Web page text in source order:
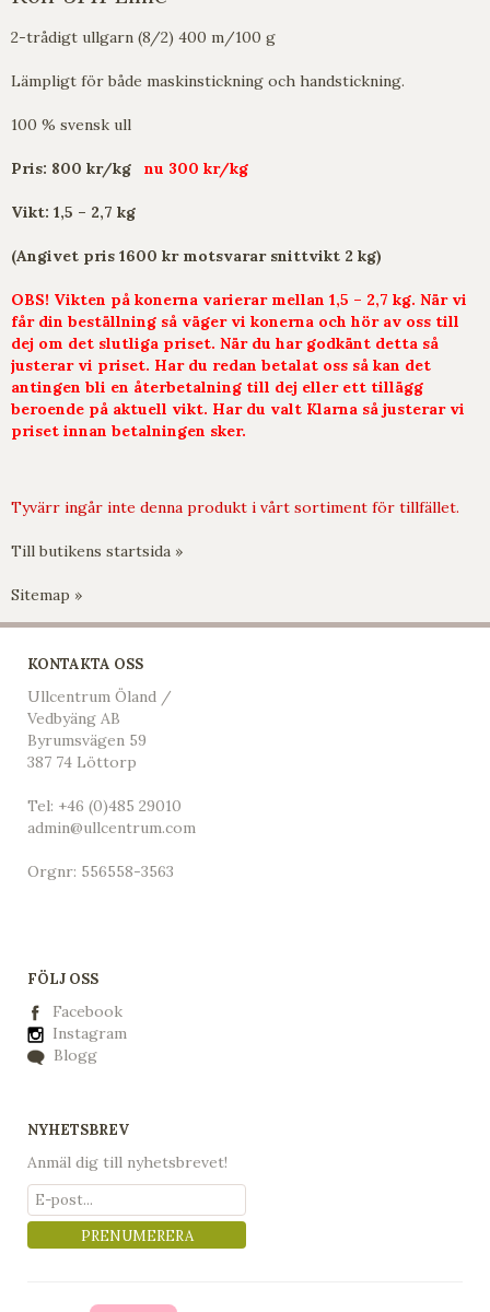
2-trådigt ullgarn (8/2) 400 m/100 g
Lämpligt för både maskinstickning och handstickning.
100 % svensk ull
Pris: 800 kr/kg nu 300 kr/kg
Vikt: 1,5 – 2,7 kg
(Angivet pris 1600 kr motsvarar snittvikt 2 kg)
OBS! Vikten på konerna varierar mellan 1,5 – 2,7 kg. När vi
får din beställning så väger vi konerna och hör av oss till
dej om det slutliga priset. När du har godkänt detta så
justerar vi priset. Har du redan betalat oss så kan det
antingen bli en återbetalning till dej eller ett tillägg
beroende på aktuell vikt. Har du valt Klarna så justerar vi
priset innan betalningen sker.
Tyvärr ingår inte denna produkt i vårt sortiment för tillfället.
Till butikens startsida »
Sitemap »
KONTAKTA OSS
Ullcentrum Öland /
Vedbyäng AB
Byrumsvägen 59
387 74 Löttorp
Tel: +46 (0)485 29010
admin@ullcentrum.com
Orgnr: 556558-3563
FÖLJ OSS
Facebook
Instagram
Blogg
NYHETSBREV
Anmäl dig till nyhetsbrevet!
PRENUMERERA